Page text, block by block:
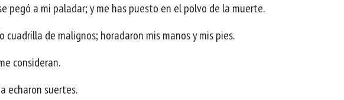
pegó a mi paladar; y me has puesto en el polvo de la muerte.
cuadrilla de malignos; horadaron mis manos y mis pies.
consideran.
echaron suertes.